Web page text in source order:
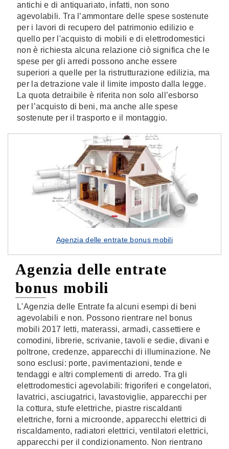
antichi e di antiquariato, infatti, non sono
agevolabili. Tra l’ammontare delle spese sostenute
per i lavori di recupero del patrimonio edilizio e
quello per l'acquisto di mobili e di elettrodomestici
non è richiesta alcuna relazione ciò significa che le
spese per gli arredi possono anche essere
superiori a quelle per la ristrutturazione edilizia, ma
per la detrazione vale il limite imposto dalla legge.
La quota detraibile è riferita non solo all’esborso
per l’acquisto di beni, ma anche alle spese
sostenute per il trasporto e il montaggio.
Agenzia delle entrate bonus mobili
Agenzia delle entrate
bonus mobili
L'Agenzia delle Entrate fa alcuni esempi di beni
agevolabili e non. Possono rientrare nel bonus
mobili 2017 letti, materassi, armadi, cassettiere e
comodini, librerie, scrivanie, tavoli e sedie, divani e
poltrone, credenze, apparecchi di illuminazione. Ne
sono esclusi: porte, pavimentazioni, tende e
tendaggi e altri complementi di arredo. Tra gli
elettrodomestici agevolabili: frigoriferi e congelatori,
lavatrici, asciugatrici, lavastoviglie, apparecchi per
la cottura, stufe elettriche, piastre riscaldanti
elettriche, forni a microonde, apparecchi elettrici di
riscaldamento, radiatori elettrici, ventilatori elettrici,
apparecchi per il condizionamento. Non rientrano